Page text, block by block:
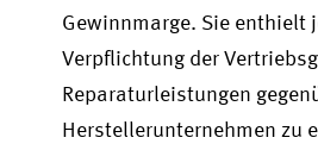
Gewinnmarge. Sie enthielt
Verpflichtung der
Reparaturleistungen
Herstellerunternehmen zu